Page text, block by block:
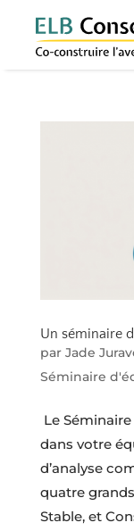
Un séminaire
par Jade
Séminaire
Le
dans votre
d’analyse
quatre
Stable, et